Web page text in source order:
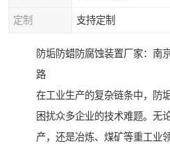
定制 支持定制
防垢防蜡防腐蚀装置厂家：南
路
在工业生产的复杂链条中，防
困扰众多企业的技术难题。无
产，还是冶炼、煤矿等重工业